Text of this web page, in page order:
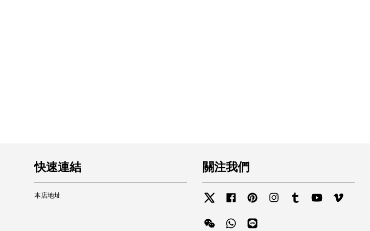
快速連結
本店地址
關注我們
Twitter Facebook Pinterest InstagramTumblr YouTube
Wechat Whatsapp